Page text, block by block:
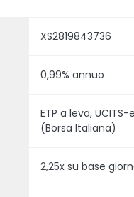
XS2819843736
0,99% annuo
ETP a leva, UCITS-
(Borsa Italiana)
2,25x su base